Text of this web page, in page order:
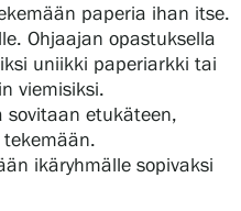
paperia ihan itse.
Ohjaajan opastuksella
uniikki paperiarkki tai
viemisiksi.
etukäteen,
ikäryhmälle sopivaksi